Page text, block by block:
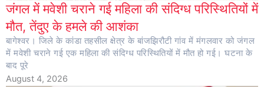
जंगल में मवेशी चराने गई महिला की संदिग्ध परिस्थितियों में
मौत, तेंदुए के हमले की आशंका
बागेश्वर। जिले के कांडा तहसील क्षेत्र के बांजझिरौटी गांव में मंगलवार को जंगल
में मवेशी चराने गई एक महिला की संदिग्ध परिस्थितियों में मौत हो गई। घटना के
बाद पूरे
August 4, 2026